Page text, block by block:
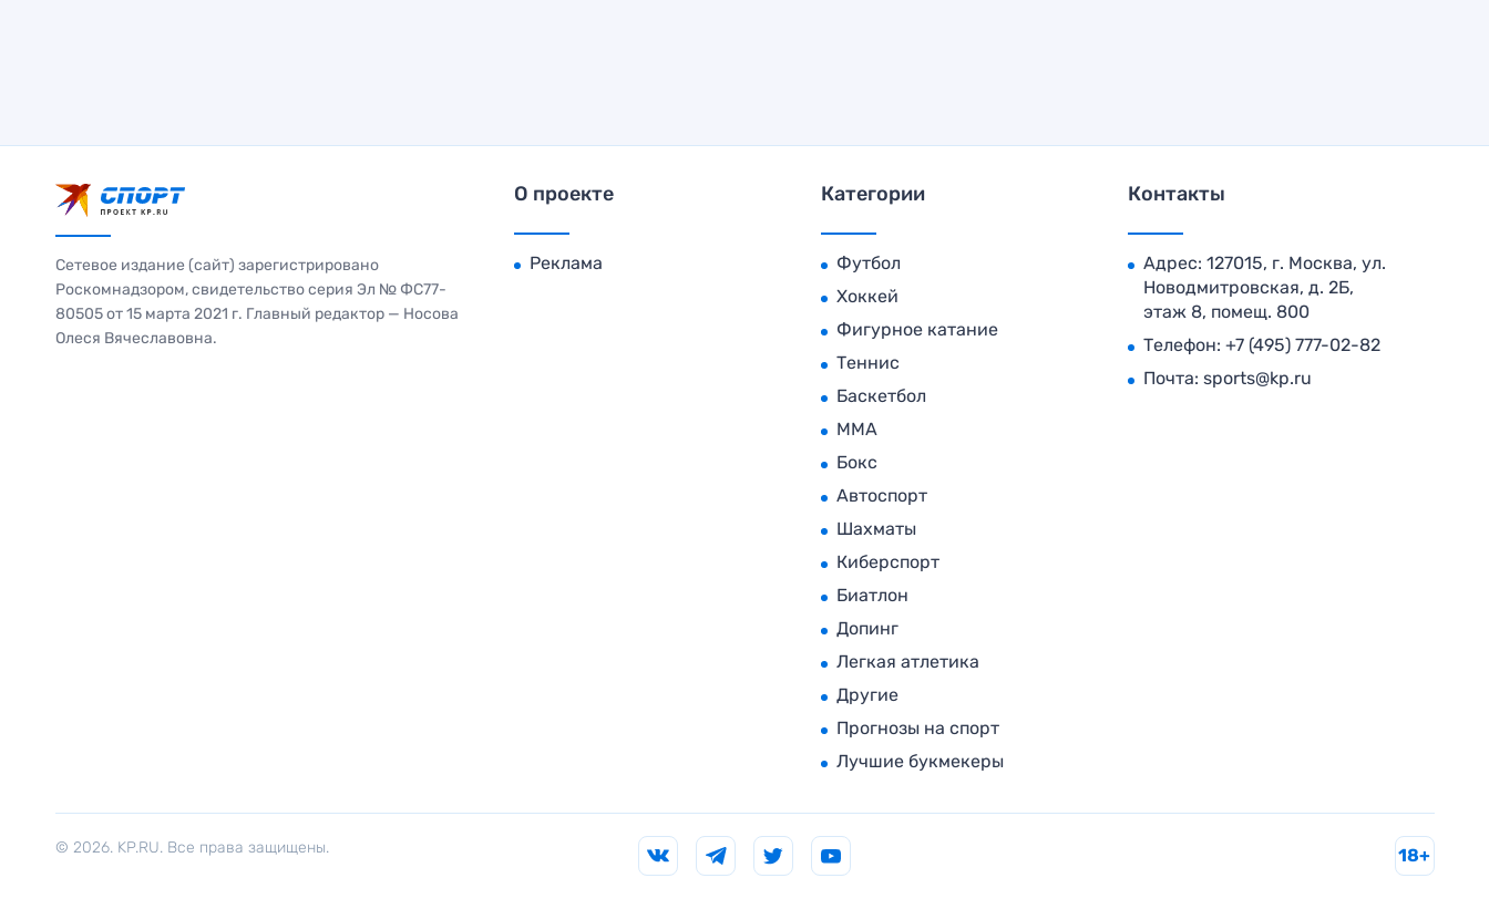
Сетевое издание (сайт) зарегистрировано
Роскомнадзором, свидетельство серия Эл № ФС77-
80505 от 15 марта 2021 г. Главный редактор — Носова
Олеся Вячеславовна.
О проекте
Реклама
Категории
Футбол
Хоккей
Фигурное катание
Теннис
Баскетбол
MMA
Бокс
Автоспорт
Шахматы
Киберспорт
Биатлон
Допинг
Легкая атлетика
Другие
Прогнозы на спорт
Лучшие букмекеры
Контакты
Адрес: 127015, г. Москва, ул.
Новодмитровская, д. 2Б,
этаж 8, помещ. 800
Телефон: +7 (495) 777-02-82
Почта: sports@kp.ru
© 2026. KP.RU. Все права защищены. 18+